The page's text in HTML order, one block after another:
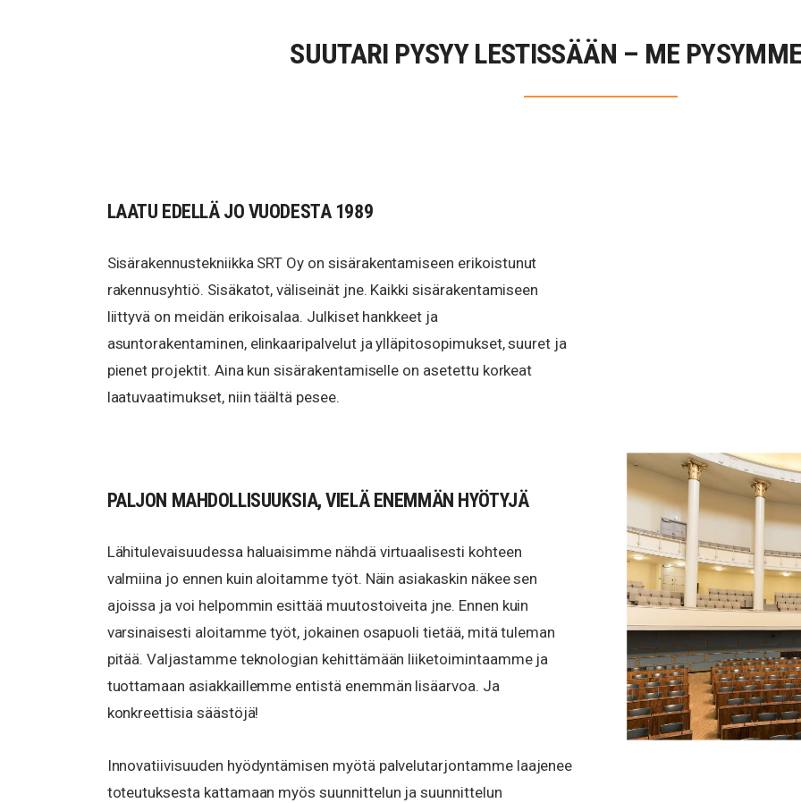
SUUTARI PYSYY LESTISSÄÄN – ME
LAATU EDELLÄ JO VUODESTA 1989
Sisärakennustekniikka SRT Oy on sisärakentamiseen erikoistunut
rakennusyhtiö. Sisäkatot, väliseinät jne. Kaikki sisärakentamiseen
liittyvä on meidän erikoisalaa. Julkiset hankkeet ja
asuntorakentaminen, elinkaaripalvelut ja ylläpitosopimukset, suuret ja
pienet projektit. Aina kun sisärakentamiselle on asetettu korkeat
laatuvaatimukset, niin täältä pesee.
PALJON MAHDOLLISUUKSIA, VIELÄ ENEMMÄN HYÖTYJÄ
Lähitulevaisuudessa haluaisimme nähdä virtuaalisesti kohteen
valmiina jo ennen kuin aloitamme työt. Näin asiakaskin näkee sen
ajoissa ja voi helpommin esittää muutostoiveita jne. Ennen kuin
varsinaisesti aloitamme työt, jokainen osapuoli tietää, mitä tuleman
pitää. Valjastamme teknologian kehittämään liiketoimintaamme ja
tuottamaan asiakkaillemme entistä enemmän lisäarvoa. Ja
konkreettisia säästöjä!
Innovatiivisuuden hyödyntämisen myötä palvelutarjontamme laajenee
toteutuksesta kattamaan myös suunnittelun ja suunnittelun